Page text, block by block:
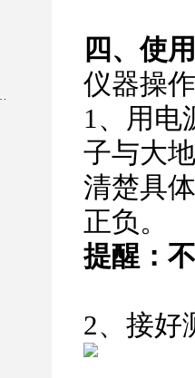
四、使
仪器操
1、用电
子与大
清楚具
正负。
提醒：
2、接好